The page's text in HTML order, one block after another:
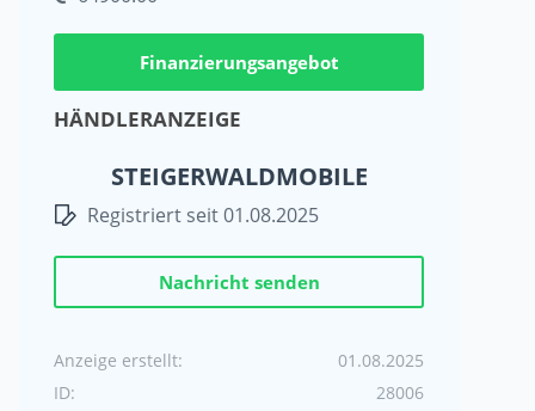
Finanzierungsangebot
HÄNDLERANZEIGE
STEIGERWALDMOBILE
Registriert seit 01.08.2025
Nachricht senden
Anzeige erstellt:
01.08.2025
ID:
28006